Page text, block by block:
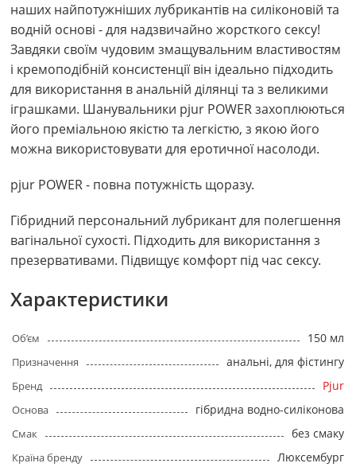
наших найпотужніших лубрикантів на силіконовій та
водній основі - для надзвичайно жорсткого сексу!
Завдяки своїм чудовим змащувальним властивостям
і кремоподібній консистенції він ідеально підходить
для використання в анальній ділянці та з великими
іграшками. Шанувальники pjur POWER захоплюються
його преміальною якістю та легкістю, з якою його
можна використовувати для еротичної насолоди.
pjur POWER - повна потужність щоразу.
Гібридний персональний лубрикант для полегшення
вагінальної сухості. Підходить для використання з
презервативами. Підвищує комфорт під час сексу.
Характеристики
Об’єм 150 мл
Призначення анальні, для фістингу
Бренд Pjur
Основа гібридна водно-силіконова
Смак без смаку
Країна бренду Люксембург